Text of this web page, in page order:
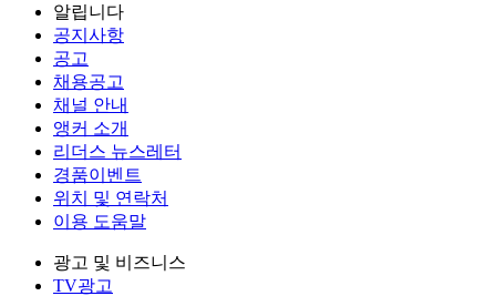
알립니다
공지사항
공고
채용공고
채널 안내
앵커 소개
리더스 뉴스레터
경품이벤트
위치 및 연락처
이용 도움말
광고 및 비즈니스
TV광고